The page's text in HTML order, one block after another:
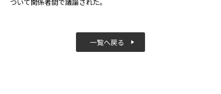
ついて関係者間で議論された。
一覧へ戻る